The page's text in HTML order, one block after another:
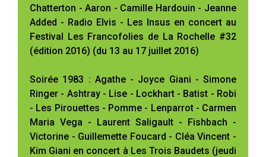
Chatterton - Aaron - Camille Hardouin - Jeanne
Added - Radio Elvis - Les Insus en concert au
Festival Les Francofolies de La Rochelle #32
(édition 2016) (du 13 au 17 juillet 2016)
Soirée 1983 : Agathe - Joyce Giani - Simone
Ringer - Ashtray - Lise - Lockhart - Batist - Robi
- Les Pirouettes - Pomme - Lenparrot - Carmen
Maria Vega - Laurent Saligault - Fishbach -
Victorine - Guillemette Foucard - Cléa Vincent -
Kim Giani en concert à Les Trois Baudets (jeudi